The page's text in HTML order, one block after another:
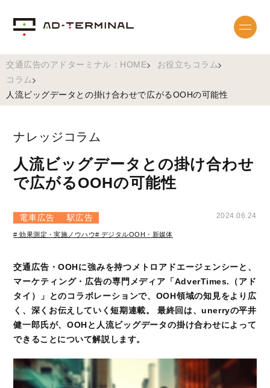
交通広告のアドターミナル：HOME
お役立ちコラム
コラム
人流ビッグデータとの掛け合わせで広がるOOHの可能性
ナレッジコラム
人流ビッグデータとの掛け合わせ
で広がるOOHの可能性
電車広告 駅広告 2024.06.24
# 効果測定・実施ノウハウ# デジタルOOH・新媒体
交通広告・OOHに強みを持つメトロアドエージェンシーと、
マーケティング・広告の専門メディア「AdverTimes.（アド
タイ）」とのコラボレーションで、OOH領域の知見をより広
く、深くお伝えしていく短期連載。 最終回は、unerryの平井
健一郎氏が、OOHと人流ビッグデータの掛け合わせによって
できることについて解説します。